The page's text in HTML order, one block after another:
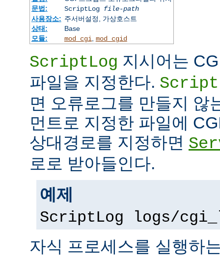
문법:
ScriptLog file-path
사용장소: 주서버설정, 가상호스트
상태:
Base
모듈:
mod_cgi mod_cgid
ScriptLog 지시어는
파일을 지정한다.
면 오류로그를 만들지 않
먼트로 지정한 파일에
상대경로를 지정하면
로로 받아들인다.
예제
ScriptLog logs/
자식 프로세스를 실행하